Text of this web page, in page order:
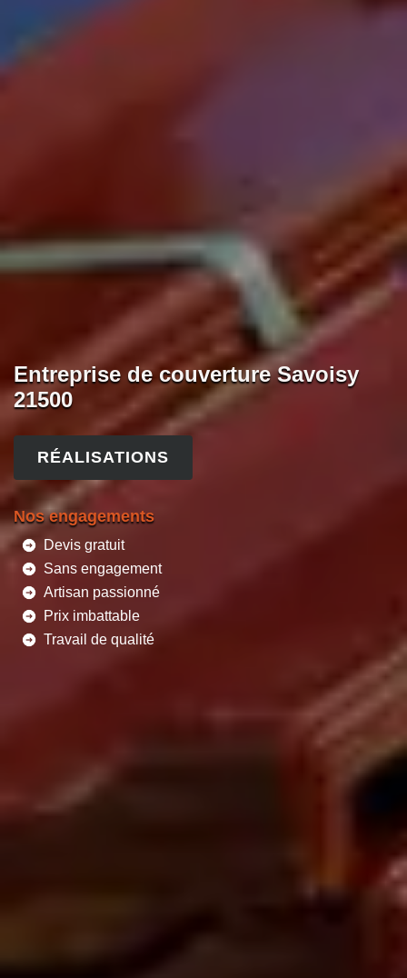
Entreprise de couverture Savoisy
21500
RÉALISATIONS
Nos engagements
Devis gratuit
Sans engagement
Artisan passionné
Prix imbattable
Travail de qualité